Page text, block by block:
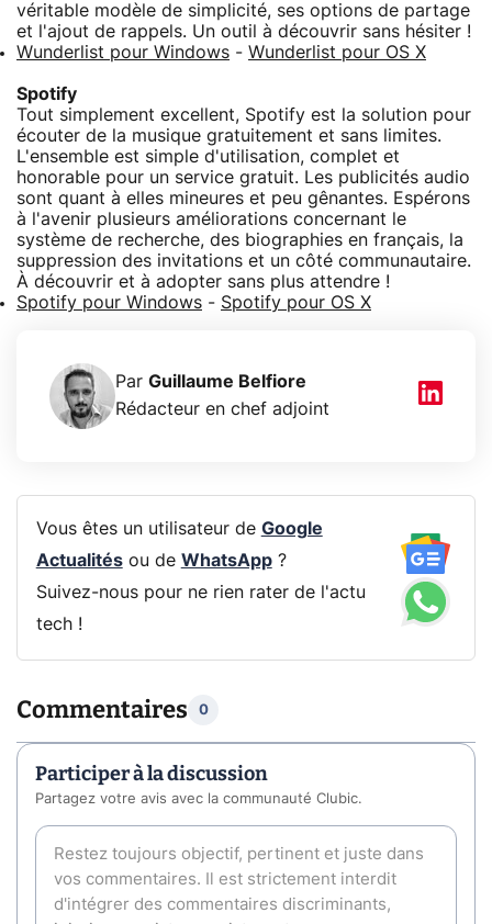
véritable modèle de simplicité, ses options de partage
et l'ajout de rappels. Un outil à découvrir sans hésiter !
Wunderlist pour Windows - Wunderlist pour OS X
Spotify
Tout simplement excellent, Spotify est la solution pour
écouter de la musique gratuitement et sans limites.
L'ensemble est simple d'utilisation, complet et
honorable pour un service gratuit. Les publicités audio
sont quant à elles mineures et peu gênantes. Espérons
à l'avenir plusieurs améliorations concernant le
système de recherche, des biographies en français, la
suppression des invitations et un côté communautaire.
À découvrir et à adopter sans plus attendre !
Spotify pour Windows - Spotify pour OS X
Par Guillaume Belfiore
Rédacteur en chef adjoint
Vous êtes un utilisateur de Google
Actualitésou de WhatsApp?
Suivez-nous pour ne rien rater de l'actu
tech !
Commentaires 0
Participer à la discussion
Partagez votre avis avec la communauté Clubic.